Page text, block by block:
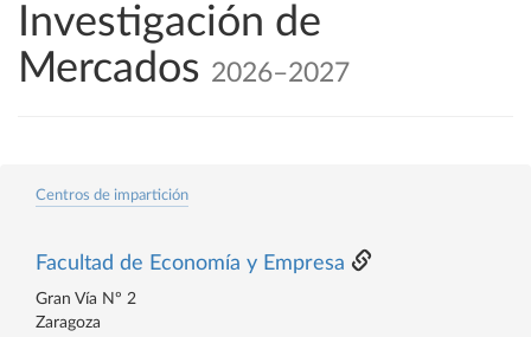
Investigación de
Mercados 2026–2027
Centros de impartición
Facultad de Economía y Empresa
Gran Vía Nº 2
Zaragoza